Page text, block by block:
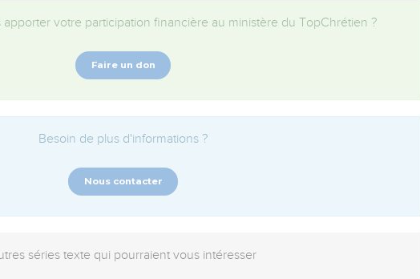
votre participation financière au ministère du TopChrétien ?
Faire un don
Besoin de plus d'informations ?
Nous contacter
séries texte qui pourraient vous intéresser